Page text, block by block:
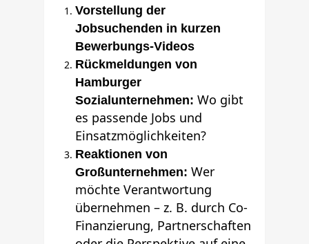
Vorstellung der
Jobsuchenden in kurzen
Bewerbungs-Videos
Rückmeldungen von
Hamburger
Sozialunternehmen: Wo gibt
es passende Jobs und
Einsatzmöglichkeiten?
Reaktionen von
Großunternehmen: Wer
möchte Verantwortung
übernehmen – z. B. durch Co-
Finanzierung, Partnerschaften